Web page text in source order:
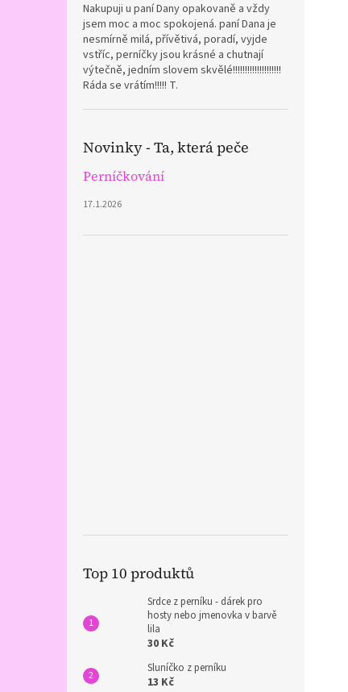
Nakupuji u paní Dany opakovaně a vždy
jsem moc a moc spokojená. paní Dana je
nesmírně milá, přívětivá, poradí, vyjde
vstříc, perníčky jsou krásné a chutnají
výtečně, jedním slovem skvělé!!!!!!!!!!!!!!!!!!!!
Ráda se vrátím!!!!! T.
Novinky - Ta, která peče
Perníčkování
17.1.2026
Top 10 produktů
Srdce z perníku - dárek pro
hosty nebo jmenovka v barvě
lila
30 Kč
Sluníčko z perníku
13 Kč